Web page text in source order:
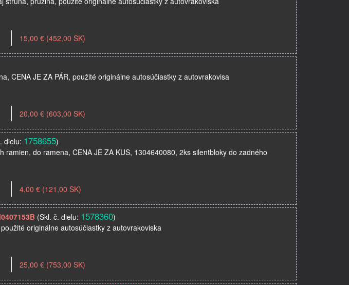
15,00 € (452,00 SK)
CENA JE ZA PÁR, použité originálne autosúčiastky z autovrakovisa
20,00 € (603,00 SK)
dielu: 1758655)
do ramena, CENA JE ZA KUS, 1304640080, 2ks silentbloky do zadného
4,00 € (121,00 SK)
(Skl. č. dielu: 1578360)
originálne autosúčiastky z autovrakoviska
25,00 € (753,00 SK)